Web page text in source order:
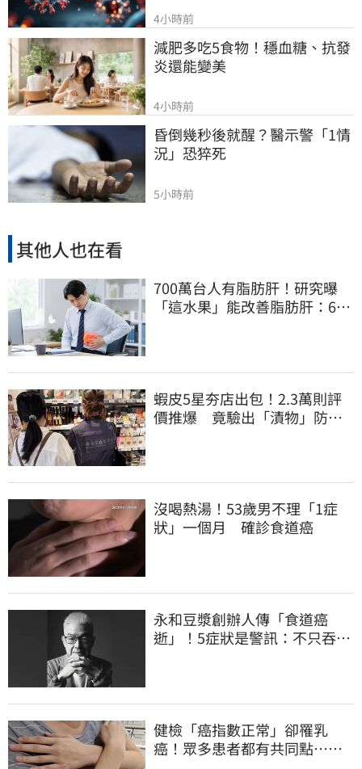
4小時前
減肥多吃5食物！穩血糖、抗發
炎還能變美
4小時前
昏倒幾秒後就醒？醫示警「1情
況」恐猝死
5小時前
其他人也在看
700萬台人有脂肪肝！研究曝
「這水果」能改善脂肪肝：6週
蝦皮5星夯店出包！2.3萬則評
價推爆 竟驗出「漬物」防腐
沒喝熱湯！53歲男不理「1症
狀」一個月 確診食道癌
永和豆漿創辦人傳「食道癌
逝」！5症狀是警訊：不只吞嚥
健檢「癌指數正常」卻罹乳
癌！眾多患者都有共同點…醫